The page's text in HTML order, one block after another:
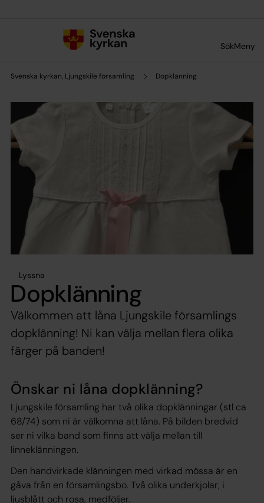
SökMeny
Svenska kyrkan, Ljungskile församling Dopklänning
Lyssna
Dopklänning
Välkommen att låna Ljungskile församlings
dopklänning! Ni kan välja mellan flera olika
färger på banden!
Önskar ni låna dopklänning?
Ljungskile församling har två olika dopklänningar (stl ca
68/74) som ni är välkomna att låna. På bilden bredvid
ser ni vilka band som finns att välja mellan till
linneklänningen.
Den handvirkade klänningen med virkad mössa är en
gåva från en församlingsbo. Två olika underkjolar, i
ljusblått och rosa, medföljer.